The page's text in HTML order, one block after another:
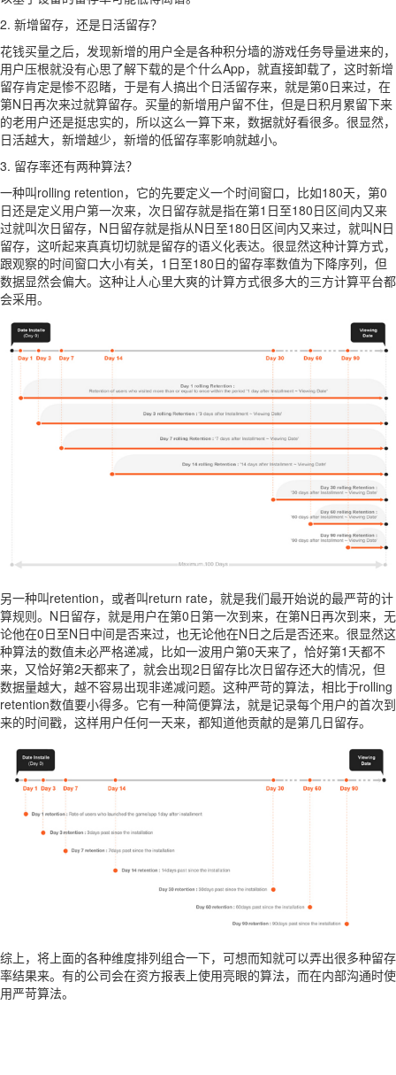
2. 新增留存，还是日活留存？
花钱买量之后，发现新增的用户全是各种积分墙的游戏任务导量进来的，
用户压根就没有心思了解下载的是个什么App，就直接卸载了，这时新增
留存肯定是惨不忍睹，于是有人搞出个日活留存来，就是第0日来过，在
第N日再次来过就算留存。买量的新增用户留不住，但是日积月累留下来
的老用户还是挺忠实的，所以这么一算下来，数据就好看很多。很显然，
日活越大，新增越少，新增的低留存率影响就越小。
3. 留存率还有两种算法？
一种叫rolling retention，它的先要定义一个时间窗口，比如180天，第0
日还是定义用户第一次来，次日留存就是指在第1日至180日区间内又来
过就叫次日留存，N日留存就是指从N日至180日区间内又来过，就叫N日
留存，这听起来真真切切就是留存的语义化表达。很显然这种计算方式，
跟观察的时间窗口大小有关，1日至180日的留存率数值为下降序列，但
数据显然会偏大。这种让人心里大爽的计算方式很多大的三方计算平台都
会采用。
另一种叫retention，或者叫return rate，就是我们最开始说的最严苛的计
算规则。N日留存，就是用户在第0日第一次到来，在第N日再次到来，无
论他在0日至N日中间是否来过，也无论他在N日之后是否还来。很显然这
种算法的数值未必严格递减，比如一波用户第0天来了，恰好第1天都不
来，又恰好第2天都来了，就会出现2日留存比次日留存还大的情况，但
数据量越大，越不容易出现非递减问题。这种严苛的算法，相比于rolling
retention数值要小得多。它有一种简便算法，就是记录每个用户的首次到
来的时间戳，这样用户任何一天来，都知道他贡献的是第几日留存。
综上，将上面的各种维度排列组合一下，可想而知就可以弄出很多种留存
率结果来。有的公司会在资方报表上使用亮眼的算法，而在内部沟通时使
用严苛算法。